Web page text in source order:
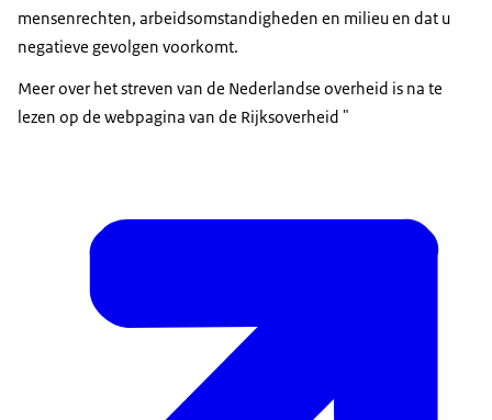
mensenrechten, arbeidsomstandigheden en milieu en dat u
negatieve gevolgen voorkomt.
Meer over het streven van de Nederlandse overheid is na te
lezen op de webpagina van de Rijksoverheid "